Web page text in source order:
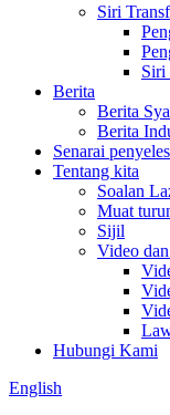
Siri
Siri
Berita
Berita
Berita
Senarai
Tentang kita
Soalan
Muat
Sijil
Video
Hubungi Kami
English